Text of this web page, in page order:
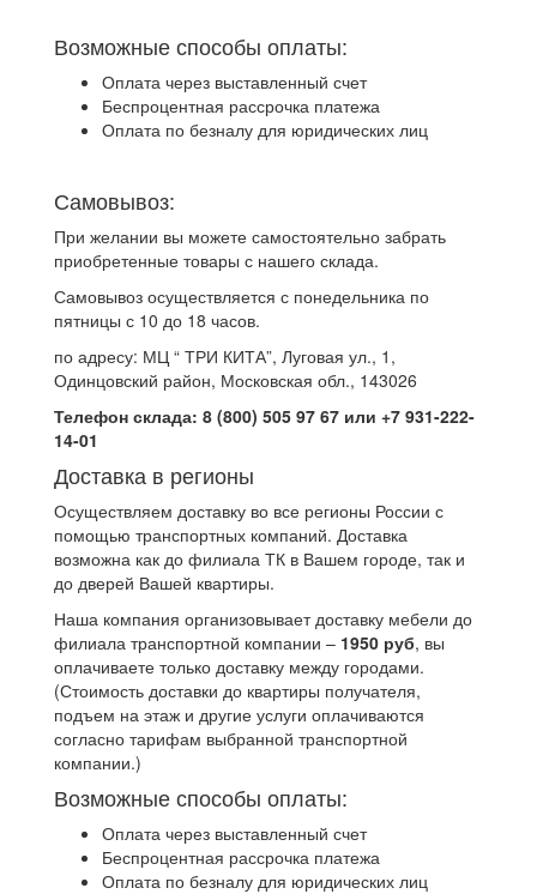
Возможные способы оплаты:
Оплата через выставленный счет
Беспроцентная рассрочка платежа
Оплата по безналу для юридических лиц
Самовывоз:
При желании вы можете самостоятельно забрать
приобретенные товары с нашего склада.
Самовывоз осуществляется с понедельника по
пятницы с 10 до 18 часов.
по адресу: МЦ “ ТРИ КИТА”, Луговая ул., 1,
Одинцовский район, Московская обл., 143026
Телефон склада: 8 (800) 505 97 67 или +7 931-222-
14-01
Доставка в регионы
Осуществляем доставку во все регионы России с
помощью транспортных компаний. Доставка
возможна как до филиала ТК в Вашем городе, так и
до дверей Вашей квартиры.
Наша компания организовывает доставку мебели до
филиала транспортной компании – 1950 руб, вы
оплачиваете только доставку между городами.
(Стоимость доставки до квартиры получателя,
подъем на этаж и другие услуги оплачиваются
согласно тарифам выбранной транспортной
компании.)
Возможные способы оплаты:
Оплата через выставленный счет
Беспроцентная рассрочка платежа
Оплата по безналу для юридических лиц